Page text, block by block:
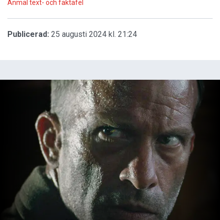
Anmäl text- och faktafel
Publicerad: 25 augusti 2024 kl. 21:24